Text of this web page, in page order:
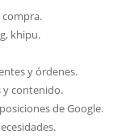
khipu.
y órdenes.
y contenido.
de Google.